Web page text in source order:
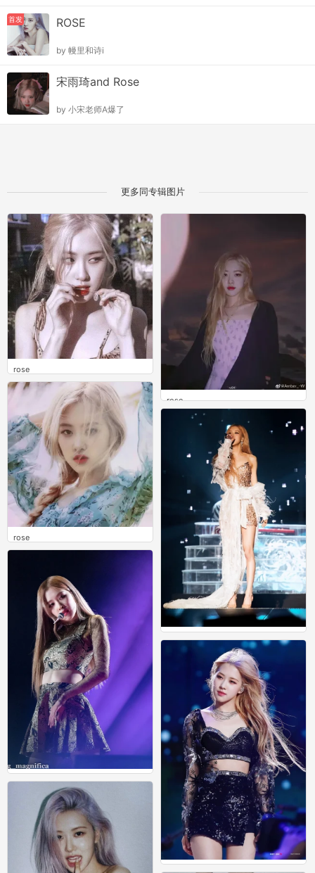
首发 ROSE
by 幔里和诗i
宋雨琦and Rose
by 小宋老师A爆了
更多同专辑图片
rose
1
rose
rose
0
rose
rose
0
rose